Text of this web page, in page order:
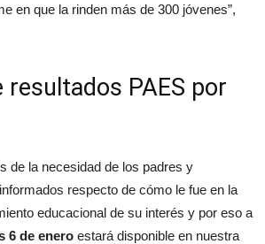
en que la rinden más de 300 jóvenes”,
resultados PAES por
de la necesidad de los padres y
respecto de cómo le fue en la
educacional de su interés y por eso a
6 de enero estará disponible en nuestra